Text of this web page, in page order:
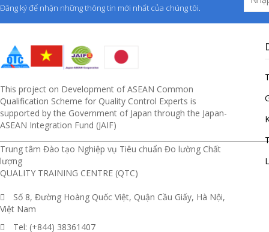
Đăng ký để nhận những thông tin mới nhất của chúng tôi.
This project on Development of ASEAN Common
Qualification Scheme for Quality Control Experts is
supported by the Government of Japan through the Japan-
ASEAN Integration Fund (JAIF)
Trung tâm Đào tạo Nghiệp vụ Tiêu chuẩn Đo lường Chất
lượng
QUALITY TRAINING CENTRE (QTC)
Số 8, Đường Hoàng Quốc Việt, Quận Cầu Giấy, Hà Nội,
Việt Nam
Tel: (+844) 38361407